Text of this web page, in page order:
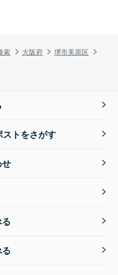
索 大阪府
堺市美原区
トをさがす